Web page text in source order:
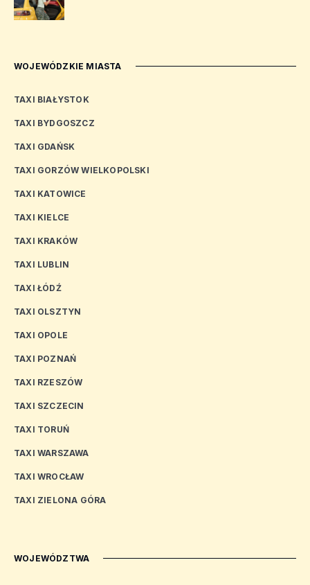
WOJEWÓDZKIE MIASTA
TAXI BIAŁYSTOK
TAXI BYDGOSZCZ
TAXI GDAŃSK
TAXI GORZÓW WIELKOPOLSKI
TAXI KATOWICE
TAXI KIELCE
TAXI KRAKÓW
TAXI LUBLIN
TAXI ŁÓDŹ
TAXI OLSZTYN
TAXI OPOLE
TAXI POZNAŃ
TAXI RZESZÓW
TAXI SZCZECIN
TAXI TORUŃ
TAXI WARSZAWA
TAXI WROCŁAW
TAXI ZIELONA GÓRA
WOJEWÓDZTWA